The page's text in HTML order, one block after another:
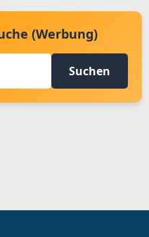
(Werbung)
Suchen